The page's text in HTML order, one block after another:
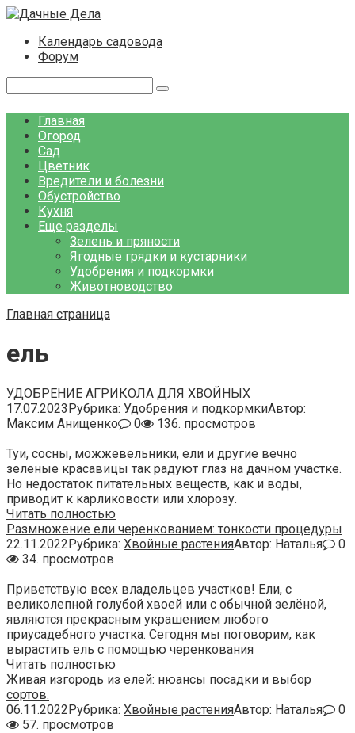
Перейти
контентуКалендарь садовода
Форум
Главная
Огород
Сад
Цветник
Вредители и болезни
Обустройство
Кухня
Еще разделы
Зелень и пряности
Ягодные грядки и кустарники
Удобрения и подкормки
Животноводство
Главная страница
ель
УДОБРЕНИЕ АГРИКОЛА ДЛЯ ХВОЙНЫХ
17.07.2023Рубрика: Удобрения и подкормкиАвтор:
Максим Анищенко
0
136. просмотров
Туи, сосны, можжевельники, ели и другие вечно
зеленые красавицы так радуют глаз на дачном участке.
Но недостаток питательных веществ, как и воды,
приводит к карликовости или хлорозу.
Читать полностью
Размножение ели черенкованием: тонкости процедуры
22.11.2022Рубрика: Хвойные растенияАвтор: Наталья
0
34. просмотров
Приветствую всех владельцев участков! Ели, с
великолепной голубой хвоей или с обычной зелёной,
являются прекрасным украшением любого
приусадебного участка. Сегодня мы поговорим, как
вырастить ель с помощью черенкования
Читать полностью
Живая изгородь из елей: нюансы посадки и выбор
сортов.
06.11.2022Рубрика: Хвойные растенияАвтор: Наталья
0
57. просмотров